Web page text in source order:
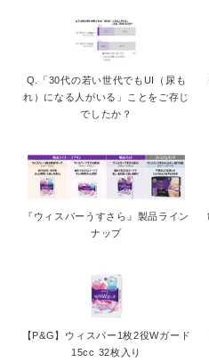
Q.「30代の若い世代でもUI（尿も
れ）になる人がいる」ことをご存じ
でしたか？
『ウィスパーうすさら』製品ライン
ナップ
【P&G】ウィスパー1枚2役Wガード
15cc 32枚入り